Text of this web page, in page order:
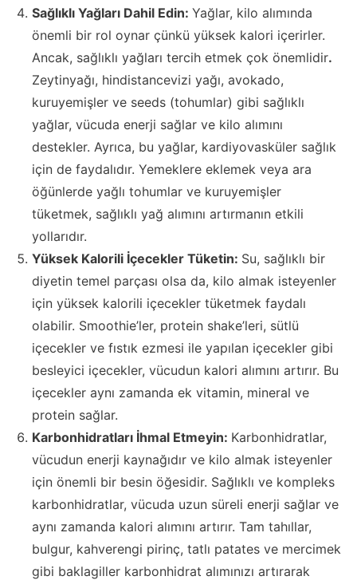
Sağlıklı Yağları Dahil Edin: Yağlar, kilo alımında
önemli bir rol oynar çünkü yüksek kalori içerirler.
Ancak, sağlıklı yağları tercih etmek çok önemlidir.
Zeytinyağı, hindistancevizi yağı, avokado,
kuruyemişler ve seeds (tohumlar) gibi sağlıklı
yağlar, vücuda enerji sağlar ve kilo alımını
destekler. Ayrıca, bu yağlar, kardiyovasküler sağlık
için de faydalıdır. Yemeklere eklemek veya ara
öğünlerde yağlı tohumlar ve kuruyemişler
tüketmek, sağlıklı yağ alımını artırmanın etkili
yollarıdır.
Yüksek Kalorili İçecekler Tüketin: Su, sağlıklı bir
diyetin temel parçası olsa da, kilo almak isteyenler
için yüksek kalorili içecekler tüketmek faydalı
olabilir. Smoothie’ler, protein shake’leri, sütlü
içecekler ve fıstık ezmesi ile yapılan içecekler gibi
besleyici içecekler, vücudun kalori alımını artırır. Bu
içecekler aynı zamanda ek vitamin, mineral ve
protein sağlar.
Karbonhidratları İhmal Etmeyin: Karbonhidratlar,
vücudun enerji kaynağıdır ve kilo almak isteyenler
için önemli bir besin öğesidir. Sağlıklı ve kompleks
karbonhidratlar, vücuda uzun süreli enerji sağlar ve
aynı zamanda kalori alımını artırır. Tam tahıllar,
bulgur, kahverengi pirinç, tatlı patates ve mercimek
gibi baklagiller karbonhidrat alımınızı artırarak